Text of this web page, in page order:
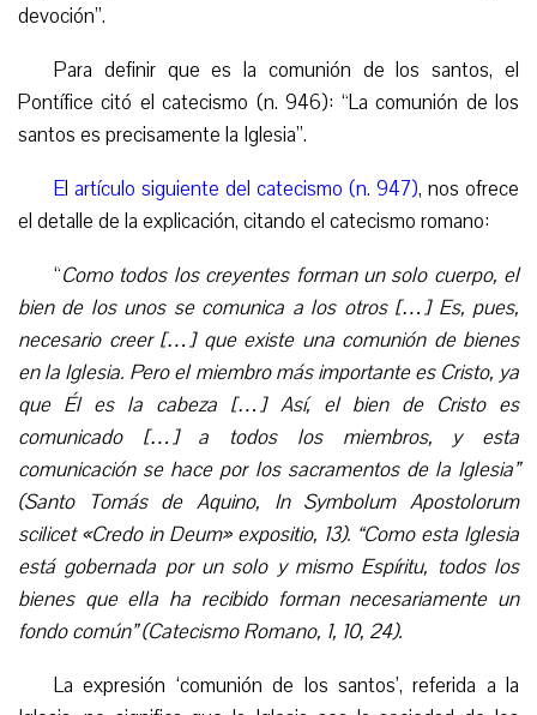
devoción”.
Para definir que es la comunión de los santos, el
Pontífice citó el catecismo (n. 946): “La comunión de los
santos es precisamente la Iglesia”.
El artículo siguiente del catecismo (n. 947), nos ofrece
el detalle de la explicación, citando el catecismo romano:
“Como todos los creyentes forman un solo cuerpo, el
bien de los unos se comunica a los otros […] Es, pues,
necesario creer […] que existe una comunión de bienes
en la Iglesia. Pero el miembro más importante es Cristo, ya
que Él es la cabeza […] Así, el bien de Cristo es
comunicado […] a todos los miembros, y esta
comunicación se hace por los sacramentos de la Iglesia”
(Santo Tomás de Aquino, In Symbolum Apostolorum
scilicet «Credo in Deum» expositio, 13). “Como esta Iglesia
está gobernada por un solo y mismo Espíritu, todos los
bienes que ella ha recibido forman necesariamente un
fondo común” (Catecismo Romano, 1, 10, 24).
La expresión ‘comunión de los santos’, referida a la